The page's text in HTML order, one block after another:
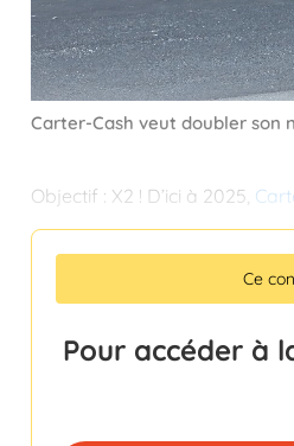
Carter-Cash veut doubler son
Objectif : X2 ! D’ici à 2025,
Ce
Pour accéder à